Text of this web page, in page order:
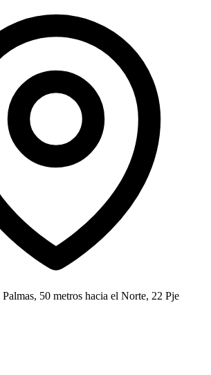
50 metros hacia el Norte, 22 Pje